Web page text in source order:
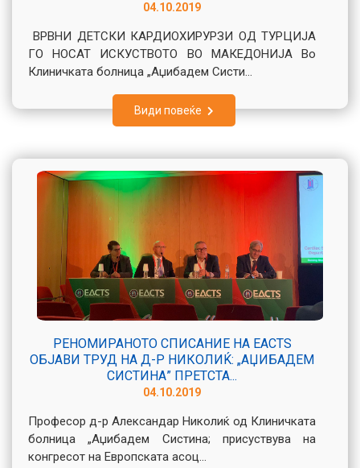
04.10.2019
ВРВНИ ДЕТСКИ КАРДИОХИРУРЗИ ОД ТУРЦИЈА
ГО НОСАТ ИСКУСТВОТО ВО МАКЕДОНИЈА Во
Клиничката болница „Аџибадем Систи...
Види повеќе
РЕНОМИРАНОТО СПИСАНИЕ НА EACTS
ОБЈАВИ ТРУД НА Д-Р НИКОЛИЌ: „АЏИБАДЕМ
СИСТИНА” ПРЕТСТА...
04.10.2019
Професор д-р Александар Николиќ од Клиничката
болница „Аџибадем Систина; присуствува на
конгресот на Европската асоц...